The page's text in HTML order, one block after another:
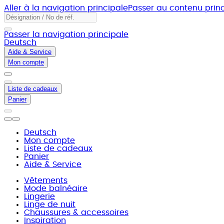
Aller à la navigation principalePasser au contenu
Passer la navigation principale
Deutsch
Aide & Service
Mon compte
Liste de cadeaux
Panier
Deutsch
Mon compte
Liste de cadeaux
Panier
Aide & Service
Vêtements
Mode balnéaire
Lingerie
Linge de nuit
Chaussures & accessoires
Inspiration